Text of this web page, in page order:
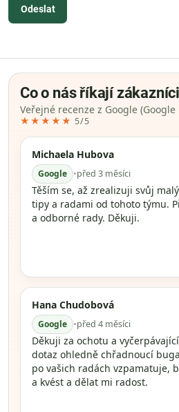
Odeslat
Co o nás říkají zákazníci
Veřejné recenze z Google
★★★★★ 5/5
Michaela Hubova
Google •před 3 měsíci
Těším se, až zrealizuji svůj
tipy a radami od tohoto týmu.
a odborné rady. Děkuji.
Hana Chudobová
Google •před 4 měsíci
Děkuji za ochotu a
dotaz ohledně chřadnoucí
po vašich radách vzpamatuje,
a kvést a dělat mi radost.